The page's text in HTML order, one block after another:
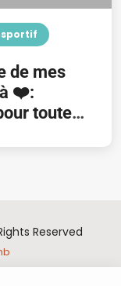
à ❤️:
toutes
Reserved